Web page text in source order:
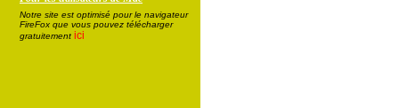
Notre site est optimisé pour le navigateur
FireFox que vous pouvez télécharger
gratuitement ici